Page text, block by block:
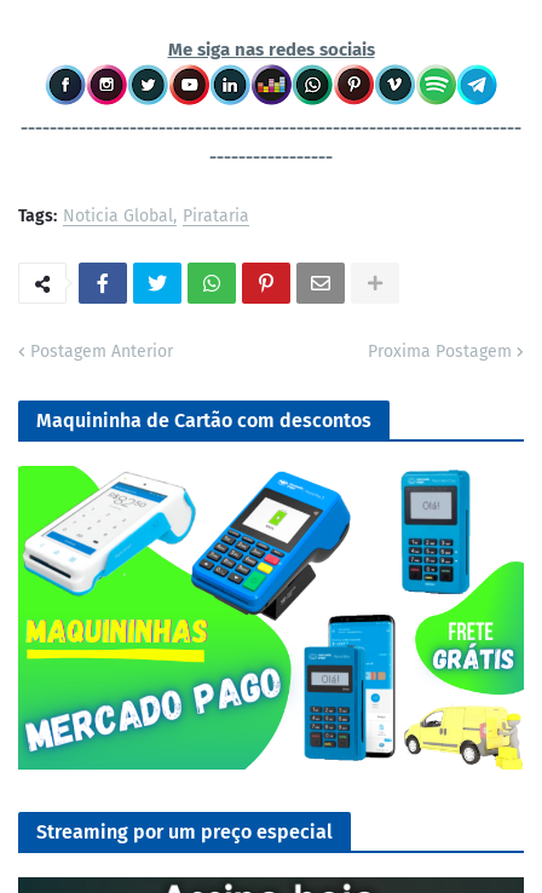
Me siga nas redes sociais
---------------------------------------------------------------------
-----------------
Tags: Noticia Global Pirataria
Postagem Anterior Proxima Postagem
Maquininha de Cartão com descontos
Streaming por um preço especial